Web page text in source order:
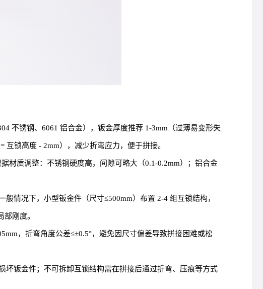
不锈钢、6061 铝合金），钣金厚度推荐 1-3mm（过薄易变形失
锁高度 - 2mm），减少折弯应力，便于拼接。
材质调整：不锈钢硬度高，间隙可略大（0.1-0.2mm）；铝合金
情况下，小型钣金件（尺寸≤500mm）布置 2-4 组互锁结构，
刚度。
，折弯角度公差≤±0.5°，避免因尺寸偏差导致拼接困难或松
钣金件；不可拆卸互锁结构需在拼接后通过折弯、压痕等方式